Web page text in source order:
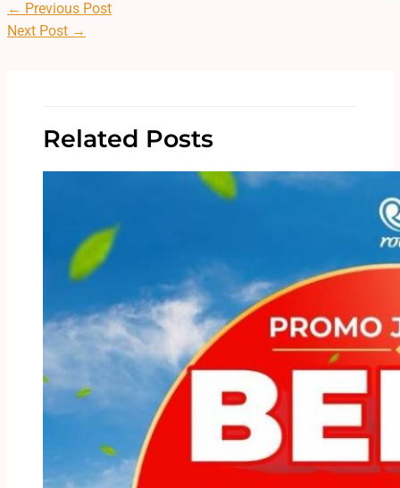
← Previous Post
Next Post →
Related Posts